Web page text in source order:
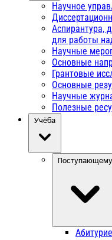
Научное
Аспирантура,
для работы
Научные
Основные
Грантовые
Основные
Научные
Полезные
Учёба
Поступающему